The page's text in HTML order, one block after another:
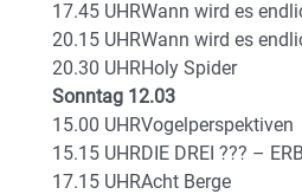
17.45 UHRWann wird es
20.15 UHRWann wird es
20.30 UHRHoly Spider
Sonntag 12.03
15.00 UHRVogelperspektiven
15.15 UHRDIE DREI ??? –
17.15 UHRAcht Berge